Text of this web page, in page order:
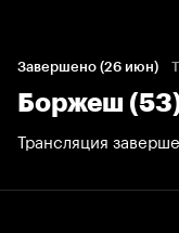
Завершено (26 июн)
Боржеш
Трансляция